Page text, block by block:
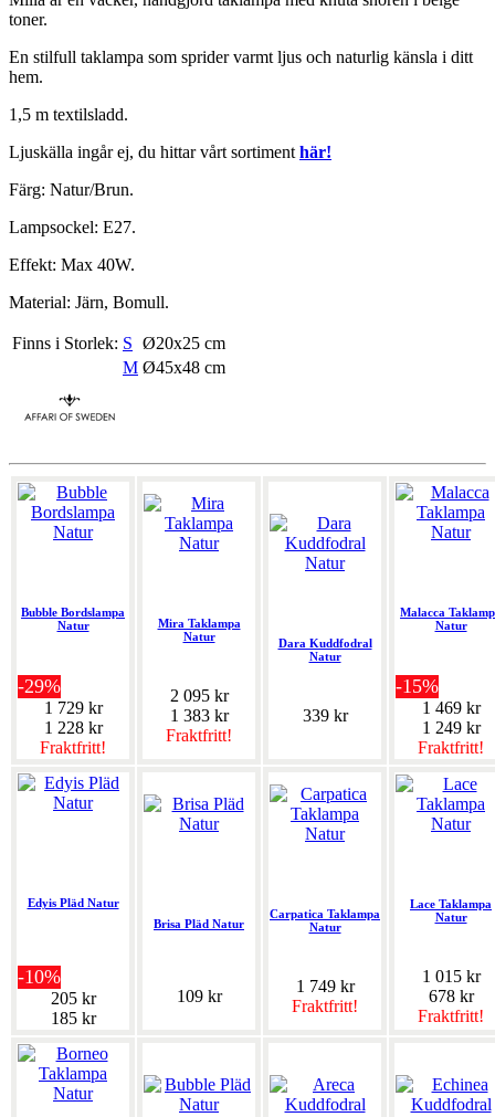
toner.
En stilfull taklampa som sprider varmt ljus och naturlig känsla i ditt
hem.
1,5 m textilsladd.
Ljuskälla ingår ej, du hittar vårt sortiment här!
Färg: Natur/Brun.
Lampsockel: E27.
Effekt: Max 40W.
Material: Järn, Bomull.
Finns i Storlek: S Ø20x25 cm
M Ø45x48 cm
Bubble Bordslampa
Natur
-29%
1 729 kr
1 228 kr
Fraktfritt!
Mira Taklampa
Natur
2 095 kr
1 383 kr
Fraktfritt!
Dara Kuddfodral
Natur
339 kr
Malacca
Natur
-15%
1 469 kr
1 249 kr
Fraktfritt!
Edyis Pläd Natur
-10%
205 kr
185 kr
Brisa Pläd Natur
109 kr
Carpatica Taklampa
Natur
1 749 kr
Fraktfritt!
Lace Taklampa
Natur
1 015 kr
678 kr
Fraktfritt!